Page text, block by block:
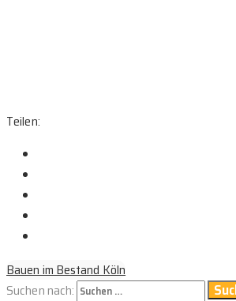
Teilen:
Bauen im Bestand Köln
Suchen nach: